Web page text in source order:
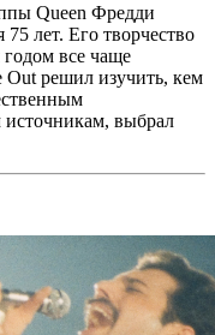
Queen Фредди
лет. Его творчество
все чаще
Out решил изучить, кем
выбрал